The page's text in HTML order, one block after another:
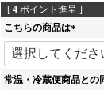
[ 4 ポイント進呈 ]
こちらの商品は
(
必
須
)
常温・冷蔵便商品との